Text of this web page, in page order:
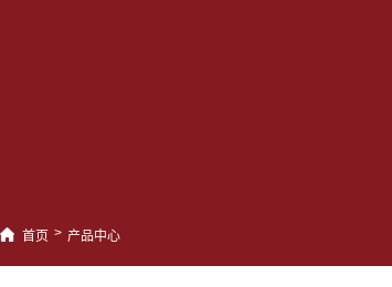
首页 > 产品中心